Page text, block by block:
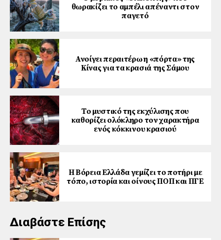
θωρακίζει το αμπέλι απέναντι στον
παγετό
Ανοίγει περαιτέρω η «πόρτα» της
Κίνας για τα κρασιά της Σάμου
Το μυστικό της εκχύλισης που
καθορίζει ολόκληρο τον χαρακτήρα
ενός κόκκινου κρασιού
Η Βόρεια Ελλάδα γεμίζει το ποτήρι με
τόπο, ιστορία και οίνους ΠΟΠ και ΠΓΕ
Διαβάστε Επίσης